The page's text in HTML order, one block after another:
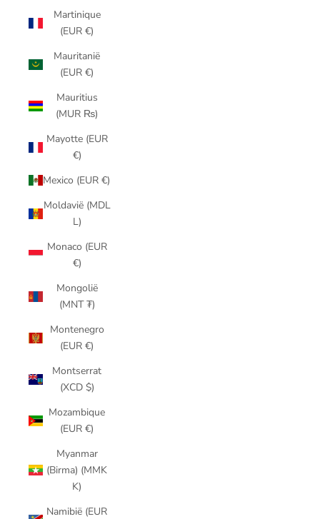
Martinique
(EUR €)
Mauritanië
(EUR €)
Mauritius
(MUR ₨)
Mayotte (EUR
€)
Mexico (EUR €)
Moldavië (MDL
L)
Monaco (EUR
€)
Mongolië
(MNT ₮)
Montenegro
(EUR €)
Montserrat
(XCD $)
Mozambique
(EUR €)
Myanmar
(Birma) (MMK
K)
Namibië (EUR